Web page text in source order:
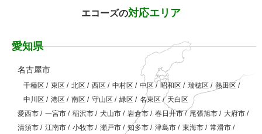
エコーズの対応エリア
愛知県
名古屋市
千種区 / 東区 / 北区 / 西区 / 中村区 / 中区/ 昭和区 / 瑞穂区 / 熱田区 /
中川区 / 港区 / 南区 / 守山区 / 緑区 / 名東区 / 天白区
愛西市 / 一宮市 / 稲沢市 / 犬山市 / 岩倉市 / 春日井市/ 尾張旭市 / 大府市 /
清須市 / 江南市 / 小牧市 / 瀬戸市 / 知多市 / 津島市 / 東海市 / 常滑市 /